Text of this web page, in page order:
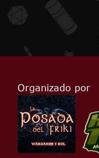
Organizado por